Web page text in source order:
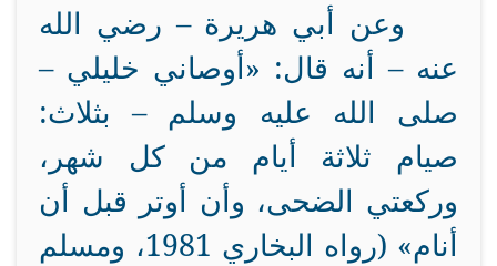
وعن أبي هريرة – رضي الله
عنه – أنه قال: «أوصاني خليلي –
صلى الله عليه وسلم – بثلاث:
صيام ثلاثة أيام من كل شهر،
وركعتي الضحى، وأن أوتر قبل أن
أنام» (
رواه البخاري 1981، ومسلم